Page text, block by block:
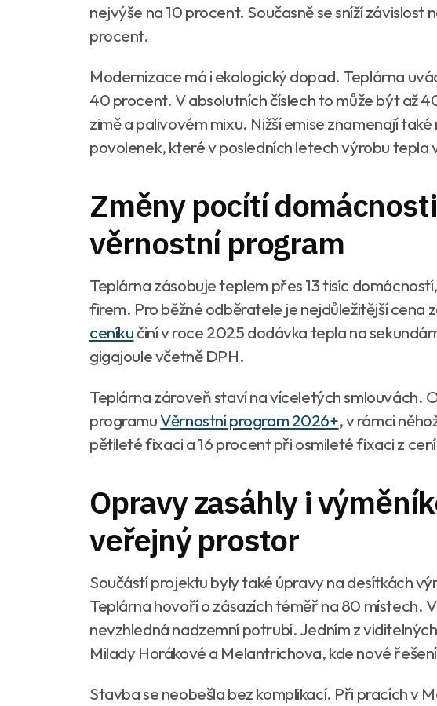
nejvýše na 10 procent. Současně se sníží závislost
procent.
Modernizace má i ekologický dopad. Teplárna
40 procent. V absolutních číslech to může být až
zimě a palivovém mixu. Nižší emise znamenají
povolenek, které v posledních letech výrobu tepla
Změny pocítí
věrnostní program
Teplárna zásobuje teplem přes 13 tisíc
firem. Pro běžné odběratele je nejdůležitější cena
ceníkučiní v roce 2025 dodávka tepla na
gigajoule včetně DPH.
Teplárna zároveň staví na víceletých smlouvách.
programuVěrnostní program 2026+, v rámci
pětileté fixaci a 16 procent při osmileté fixaci z
Opravy zasáhly i
veřejný prostor
Součástí projektu byly také úpravy na desítkách
Teplárna hovoří o zásazích téměř na 80 místech.
nevzhledná nadzemní potrubí. Jedním z
Milady Horákové a Melantrichova, kde nové
Stavba se neobešla bez komplikací. Při pracích v